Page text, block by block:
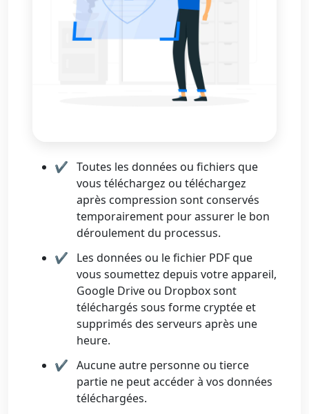
Toutes les données ou fichiers que
vous téléchargez ou téléchargez
après compression sont conservés
temporairement pour assurer le bon
déroulement du processus.
Les données ou le fichier PDF que
vous soumettez depuis votre appareil,
Google Drive ou Dropbox sont
téléchargés sous forme cryptée et
supprimés des serveurs après une
heure.
Aucune autre personne ou tierce
partie ne peut accéder à vos données
téléchargées.